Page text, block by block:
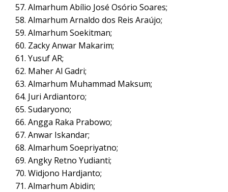
Almarhum Abílio José Osório Soares;
Almarhum Arnaldo dos Reis Araújo;
Almarhum Soekitman;
Zacky Anwar Makarim;
Yusuf AR;
Maher Al Gadri;
Almarhum Muhammad Maksum;
Juri Ardiantoro;
Sudaryono;
Angga Raka Prabowo;
Anwar Iskandar;
Almarhum Soepriyatno;
Angky Retno Yudianti;
Widjono Hardjanto;
Almarhum Abidin;